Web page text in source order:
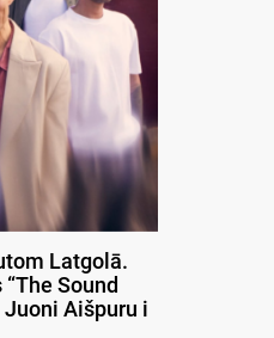
Latgolā.
Sound
Aišpuru i